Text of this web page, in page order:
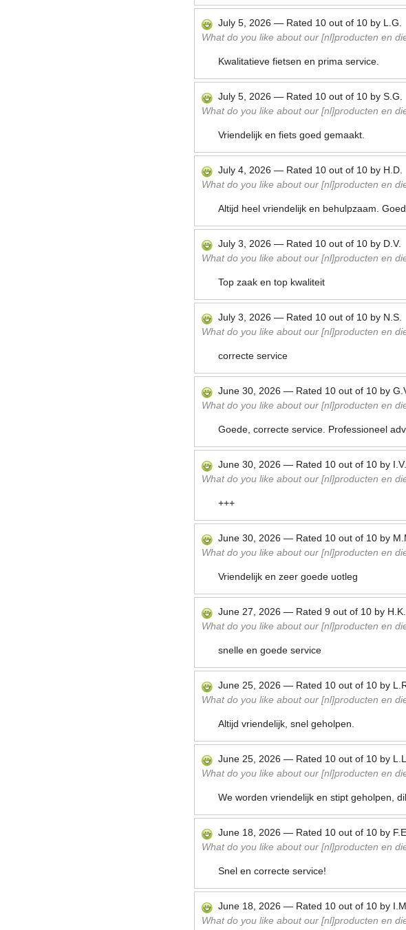
July 5, 2026 — Rated 10 out of 10 by L.G.
What do you like about our [nl]producten en
Kwalitatieve fietsen en prima service.
July 5, 2026 — Rated 10 out of 10 by S.G.
What do you like about our [nl]producten en
Vriendelijk en fiets goed gemaakt.
July 4, 2026 — Rated 10 out of 10 by H.D.
What do you like about our [nl]producten en
Altijd heel vriendelijk en behulpzaam.
July 3, 2026 — Rated 10 out of 10 by D.V.
What do you like about our [nl]producten en
Top zaak en top kwaliteit
July 3, 2026 — Rated 10 out of 10 by N.S.
What do you like about our [nl]producten en
correcte service
June 30, 2026 — Rated 10 out of 10 by
What do you like about our [nl]producten en
Goede, correcte service. Professioneel
June 30, 2026 — Rated 10 out of 10 by I.V.
What do you like about our [nl]producten en
+++
June 30, 2026 — Rated 10 out of 10 by
What do you like about our [nl]producten en
Vriendelijk en zeer goede uotleg
June 27, 2026 — Rated 9 out of 10 by H.K.
What do you like about our [nl]producten en
snelle en goede service
June 25, 2026 — Rated 10 out of 10 by
What do you like about our [nl]producten en
Altijd vriendelijk, snel geholpen.
June 25, 2026 — Rated 10 out of 10 by L.L.
What do you like about our [nl]producten en
We worden vriendelijk en stipt geholpen,
June 18, 2026 — Rated 10 out of 10 by F.E.
What do you like about our [nl]producten en
Snel en correcte service!
June 18, 2026 — Rated 10 out of 10 by I.M.
What do you like about our [nl]producten en